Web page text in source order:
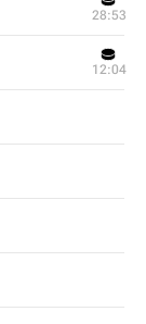
28:53
12:04